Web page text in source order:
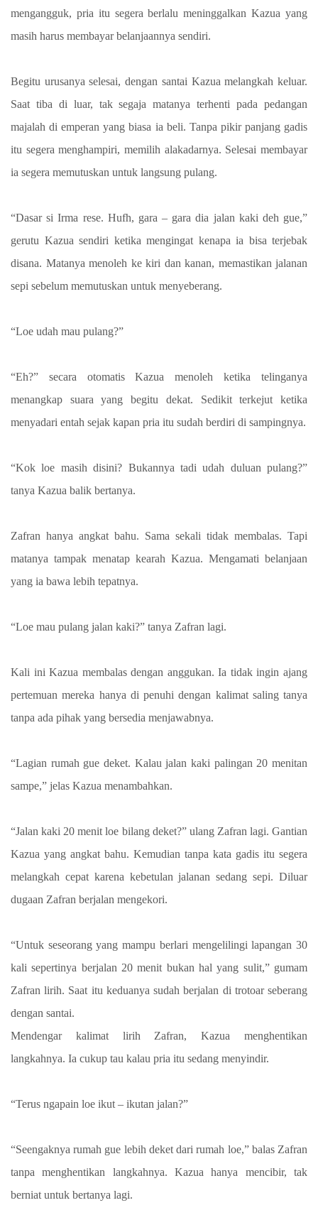
mengangguk, pria itu segera berlalu meninggalkan Kazua yang
masih harus membayar belanjaannya sendiri.
Begitu urusanya selesai, dengan santai Kazua melangkah keluar.
Saat tiba di luar, tak segaja matanya terhenti pada pedangan
majalah di emperan yang biasa ia beli. Tanpa pikir panjang gadis
itu segera menghampiri, memilih alakadarnya. Selesai membayar
ia segera memutuskan untuk langsung pulang.
“Dasar si Irma rese. Hufh, gara – gara dia jalan kaki deh gue,”
gerutu Kazua sendiri ketika mengingat kenapa ia bisa terjebak
disana. Matanya menoleh ke kiri dan kanan, memastikan jalanan
sepi sebelum memutuskan untuk menyeberang.
“Loe udah mau pulang?”
“Eh?” secara otomatis Kazua menoleh ketika telinganya
menangkap suara yang begitu dekat. Sedikit terkejut ketika
menyadari entah sejak kapan pria itu sudah berdiri di sampingnya.
“Kok loe masih disini? Bukannya tadi udah duluan pulang?”
tanya Kazua balik bertanya.
Zafran hanya angkat bahu. Sama sekali tidak membalas. Tapi
matanya tampak menatap kearah Kazua. Mengamati belanjaan
yang ia bawa lebih tepatnya.
“Loe mau pulang jalan kaki?” tanya Zafran lagi.
Kali ini Kazua membalas dengan anggukan. Ia tidak ingin ajang
pertemuan mereka hanya di penuhi dengan kalimat saling tanya
tanpa ada pihak yang bersedia menjawabnya.
“Lagian rumah gue deket. Kalau jalan kaki palingan 20 menitan
sampe,” jelas Kazua menambahkan.
“Jalan kaki 20 menit loe bilang deket?” ulang Zafran lagi. Gantian
Kazua yang angkat bahu. Kemudian tanpa kata gadis itu segera
melangkah cepat karena kebetulan jalanan sedang sepi. Diluar
dugaan Zafran berjalan mengekori.
“Untuk seseorang yang mampu berlari mengelilingi lapangan 30
kali sepertinya berjalan 20 menit bukan hal yang sulit,” gumam
Zafran lirih. Saat itu keduanya sudah berjalan di trotoar seberang
dengan santai.
Mendengar kalimat lirih Zafran, Kazua menghentikan
langkahnya. Ia cukup tau kalau pria itu sedang menyindir.
“Terus ngapain loe ikut – ikutan jalan?”
“Seengaknya rumah gue lebih deket dari rumah loe,” balas Zafran
tanpa menghentikan langkahnya. Kazua hanya mencibir, tak
berniat untuk bertanya lagi.